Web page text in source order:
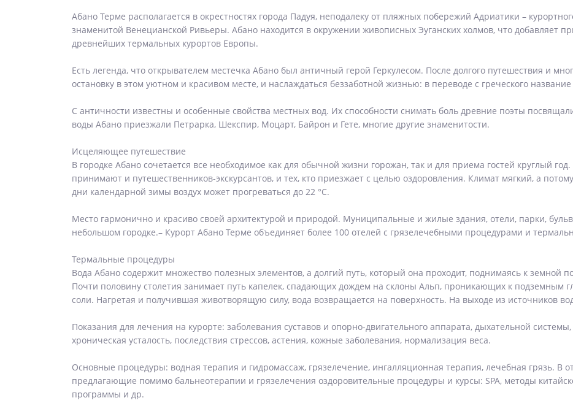
Абано Терме располагается в окрестностях города Падуя, неподалеку от пляжных побережий Адриатики –
знаменитой Венецианской Ривьеры. Абано находится в окружении живописных Эуганских холмов, что добавляет
древнейших термальных курортов Европы.
Есть легенда, что открывателем местечка Абано был античный герой Геркулесом. После долгого путешествия и
остановку в этом уютном и красивом месте, и наслаждаться беззаботной жизнью: в переводе с греческого название
С античности известны и особенные свойства местных вод. Их способности снимать боль древние поэты
воды Абано приезжали Петрарка, Шекспир, Моцарт, Байрон и Гете, многие другие знаменитости.
Исцеляющее путешествие
В городке Абано сочетается все необходимое как для обычной жизни горожан, так и для приема гостей круглый
принимают и путешественников-экскурсантов, и тех, кто приезжает с целью оздоровления. Климат мягкий, а
дни календарной зимы воздух может прогреваться до 22 °C.
Место гармонично и красиво своей архитектурой и природой. Муниципальные и жилые здания, отели, парки,
небольшом городке.– Курорт Абано Терме объединяет более 100 отелей с грязелечебными процедурами и
Термальные процедуры
Вода Абано содержит множество полезных элементов, а долгий путь, который она проходит, поднимаясь к земной
Почти половину столетия занимает путь капелек, спадающих дождем на склоны Альп, проникающих к подземным
соли. Нагретая и получившая животворящую силу, вода возвращается на поверхность. На выходе из источников
Показания для лечения на курорте: заболевания суставов и опорно-двигательного аппарата, дыхательной
хроническая усталость, последствия стрессов, астения, кожные заболевания, нормализация веса.
Основные процедуры: водная терапия и гидромассаж, грязелечение, ингалляционная терапия, лечебная грязь. В
предлагающие помимо бальнеотерапии и грязелечения оздоровительные процедуры и курсы: SPA, методы
программы и др.